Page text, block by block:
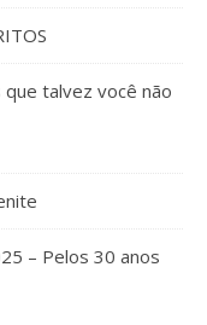
talvez você não
– Pelos 30 anos